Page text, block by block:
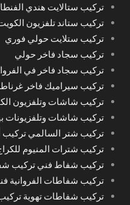
تركيب ستالايت هندي
تركيب ستاند تلفزيون
تركيب ستلايت حولي فوري
تركيب سجاد فاخر حولي
تركيب سجاد فاخر في
تركيب سيراميك فاخر
تركيب شاشات وتلفزيون
تركيب شاشات وتلفزيونات
تركيب شتر السالمي تركيب
تركيب شترات المنيوم
تركيب شفاط فني تركيب
تركيب شفاطات الفروانية
تركيب شفاطات تهوية